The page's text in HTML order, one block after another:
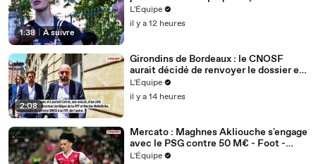
1:38 À suivre
Océane Mahé après la 6e étape - Tour
de France femmes avec Zwift - Autour
de Ma Petite Entreprise
L'Équipe
il y a 12 heures
2:08
Girondins de Bordeaux : le CNOSF
aurait décidé de renvoyer le dossier en
appel devant la DNCG - Foot -
Bordeaux
L'Équipe
il y a 14 heures
Mercato : Maghnes Akliouche s'engage
avec le PSG contre 50 M€ - Foot -
Ligue 1 - Transferts
L'Équipe